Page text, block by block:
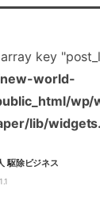
key
world-
wp/
lib/
駆除ビジネス